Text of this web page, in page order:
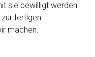
sie bewilligt werden.
fertigen
machen.